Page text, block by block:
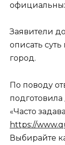
Заявители
описать
город.
По поводу
«Часто
https://
Выбирайте